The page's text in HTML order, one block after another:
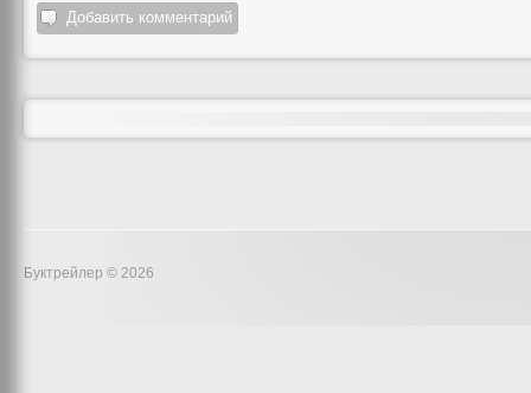
Добавить комментарий
Буктрейлер © 2026